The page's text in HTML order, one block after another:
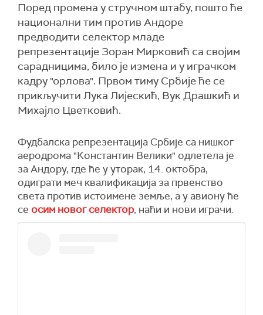
Поред промена у стручном штабу, пошто ће
национални тим против Андоре
предводити селектор младе
репрезентације Зоран Мирковић са својим
сарадницима, било је измена и у играчком
кадру "орлова". Првом тиму Србије ће се
прикључити Лука Лијескић, Вук Драшкић и
Михајло Цветковић.
Фудбалска репрезентација Србије са нишког
аеродрома "Константин Велики" одлетела је
за Андору, где ће у уторак, 14. октобра,
одиграти меч квалификација за првенство
света против истоимене земље, а у авиону ће
се осим новог селектор, наћи и нови играчи.